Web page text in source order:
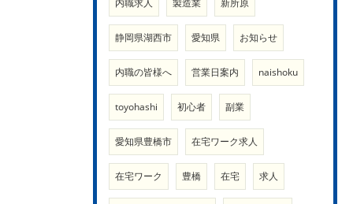
内職求人 製造業 新所原
静岡県湖西市 愛知県 お知らせ
内職の皆様へ 営業日案内 naishoku
toyohashi 初心者 副業
愛知県豊橋市 在宅ワーク求人
在宅ワーク 豊橋 在宅 求人